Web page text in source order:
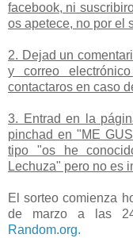
facebook, ni
os apetece, no por el
2. Dejad un
y correo
contactaros en caso
3. Entrad en la
pinchad en "ME
tipo "os he
Lechuza" pero no es
El sorteo comienza
de marzo a las
Random.org.